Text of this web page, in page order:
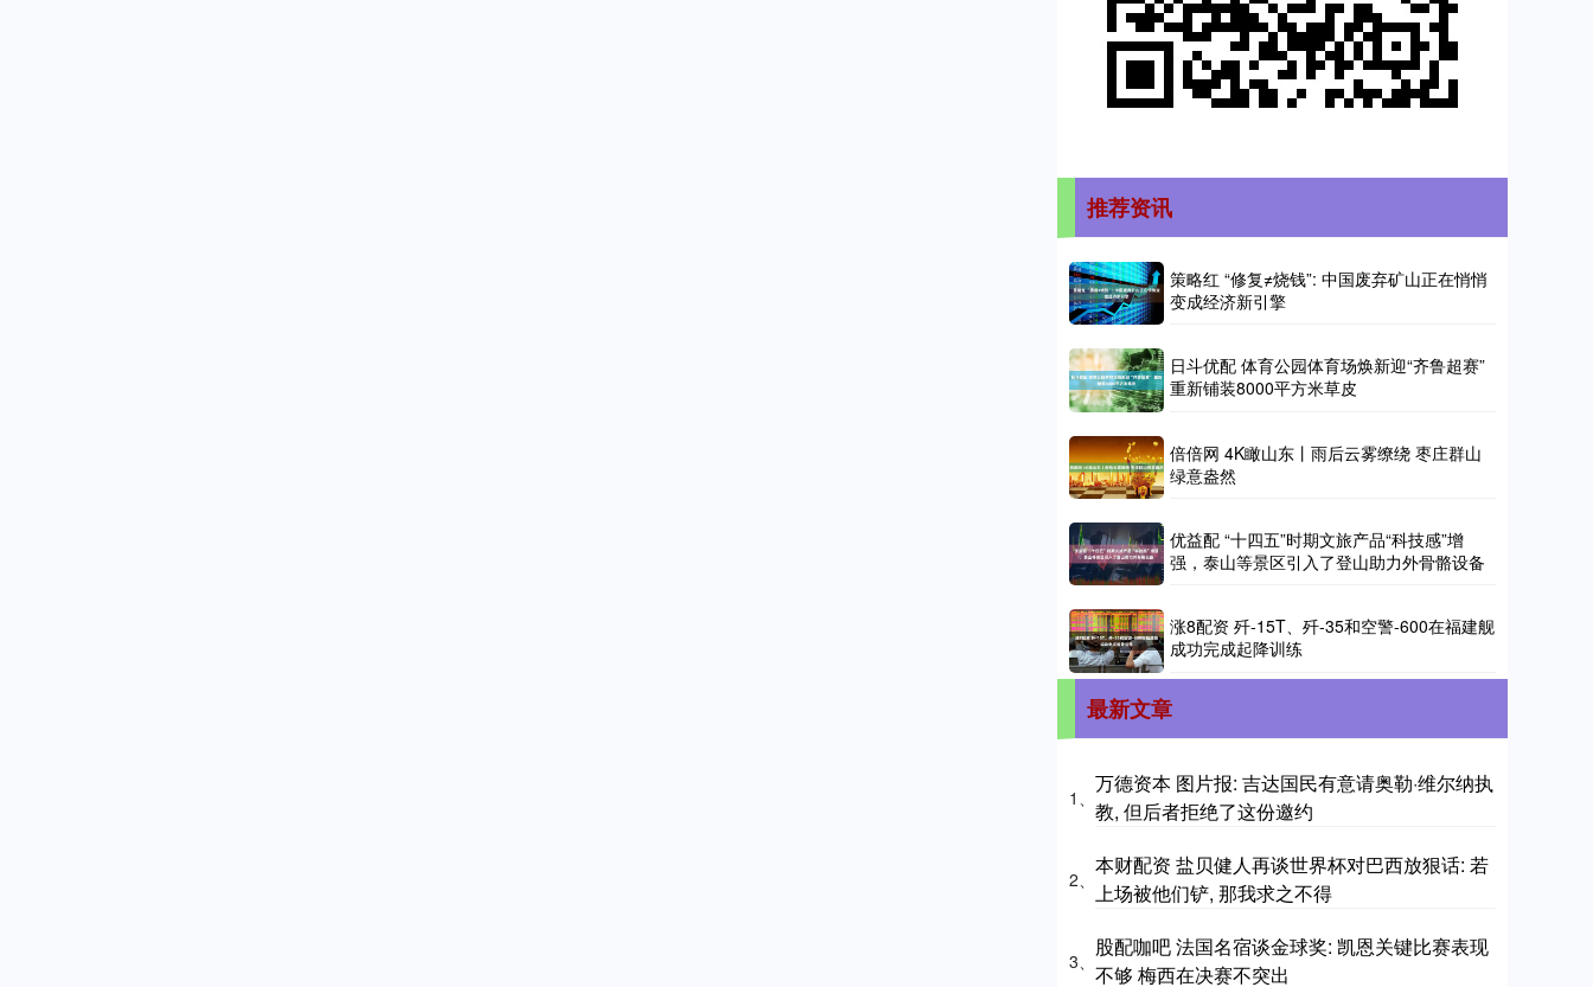
推荐资讯
策略红 “修复≠烧钱”: 中国废弃矿山正在悄悄
变成经济新引擎
日斗优配 体育公园体育场焕新迎“齐鲁超赛”
重新铺装8000平方米草皮
倍倍网 4K瞰山东丨雨后云雾缭绕 枣庄群山
绿意盎然
优益配 “十四五”时期文旅产品“科技感”增
强，泰山等景区引入了登山助力外骨骼设备
涨8配资 歼-15T、歼-35和空警-600在福建舰
成功完成起降训练
最新文章
1、
万德资本 图片报: 吉达国民有意请奥勒·维尔纳执
教, 但后者拒绝了这份邀约
2、
本财配资 盐贝健人再谈世界杯对巴西放狠话: 若
上场被他们铲, 那我求之不得
3、
股配咖吧 法国名宿谈金球奖: 凯恩关键比赛表现
不够 梅西在决赛不突出